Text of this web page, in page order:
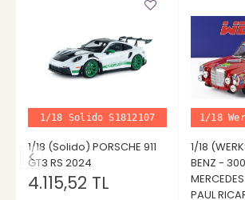
1/18 Solido S1812107
1/18 (Solido) PORSCHE 911
GT3 RS 2024
4.115,52 TL
1/18
1/18
BENZ -
PAUL